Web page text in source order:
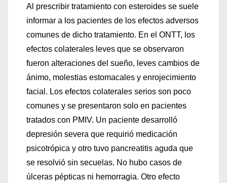
Al prescribir tratamiento con esteroides se suele
informar a los pacientes de los efectos adversos
comunes de dicho tratamiento. En el ONTT, los
efectos colaterales leves que se observaron
fueron alteraciones del sueño, leves cambios de
ánimo, molestias estomacales y enrojecimiento
facial. Los efectos colaterales serios son poco
comunes y se presentaron solo en pacientes
tratados con PMIV. Un paciente desarrolló
depresión severa que requirió medicación
psicotrópica y otro tuvo pancreatitis aguda que
se resolvió sin secuelas. No hubo casos de
úlceras pépticas ni hemorragia. Otro efecto